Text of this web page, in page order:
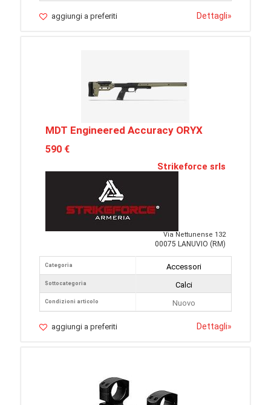
aggiungi a preferiti Dettagli»
MDT Engineered Accuracy ORYX
590 €
Strikeforce srls
Via Nettunense 132
00075 LANUVIO (RM)
Categoria
Sottocategoria
Condizioni articolo
Accessori
Calci
Nuovo
aggiungi a preferiti Dettagli»